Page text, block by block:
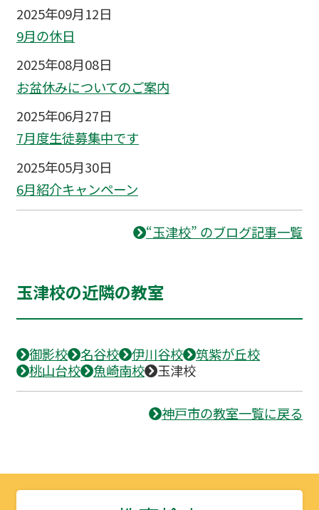
2025年09月12日
9月の休日
2025年08月08日
お盆休みについてのご案内
2025年06月27日
7月度生徒募集中です
2025年05月30日
6月紹介キャンペーン
“玉津校” のブログ記事一覧
玉津校の近隣の教室
御影校 名谷校 伊川谷校
筑紫が丘校
桃山台校
魚崎南校 玉津校
神戸市の教室一覧に戻る